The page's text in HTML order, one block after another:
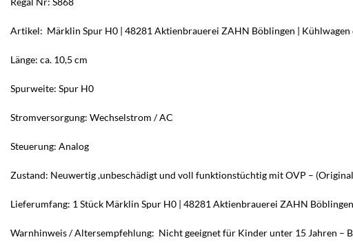
Artikel: Märklin Spur H0 | 48281 Aktienbrauerei ZAHN Böblingen | Kühlwagen
Länge: ca. 10,5 cm
Spurweite: Spur H0
Stromversorgung: Wechselstrom / AC
Steuerung: Analog
Zustand: Neuwertig ,unbeschädigt und voll funktionstüchtig mit OVP –
Lieferumfang: 1 Stück Märklin Spur H0 | 48281 Aktienbrauerei ZAHN
Warnhinweis / Altersempfehlung: Nicht geeignet für Kinder unter 15 Jahren –